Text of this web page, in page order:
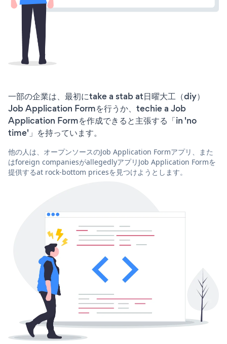
一部の企業は、最初にtake a stab at日曜大工（diy）
Job Application Formを行うか、techie a Job
Application Formを作成できると主張する「in 'no
time'」を持っています。
他の人は、オープンソースのJob Application Formアプリ、また
はforeign companiesがallegedlyアプリJob Application Formを
提供するat rock-bottom pricesを見つけようとします。